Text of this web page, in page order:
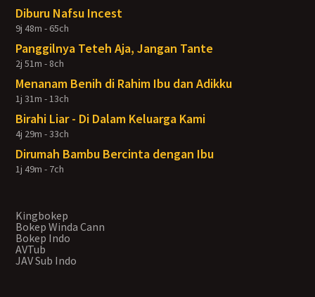
Diburu Nafsu Incest
9j 48m - 65ch
Panggilnya Teteh Aja, Jangan Tante
2j 51m - 8ch
Menanam Benih di Rahim Ibu dan Adikku
1j 31m - 13ch
Birahi Liar - Di Dalam Keluarga Kami
4j 29m - 33ch
Dirumah Bambu Bercinta dengan Ibu
1j 49m - 7ch
Kingbokep
Bokep Winda Cann
Bokep Indo
AVTub
JAV Sub Indo